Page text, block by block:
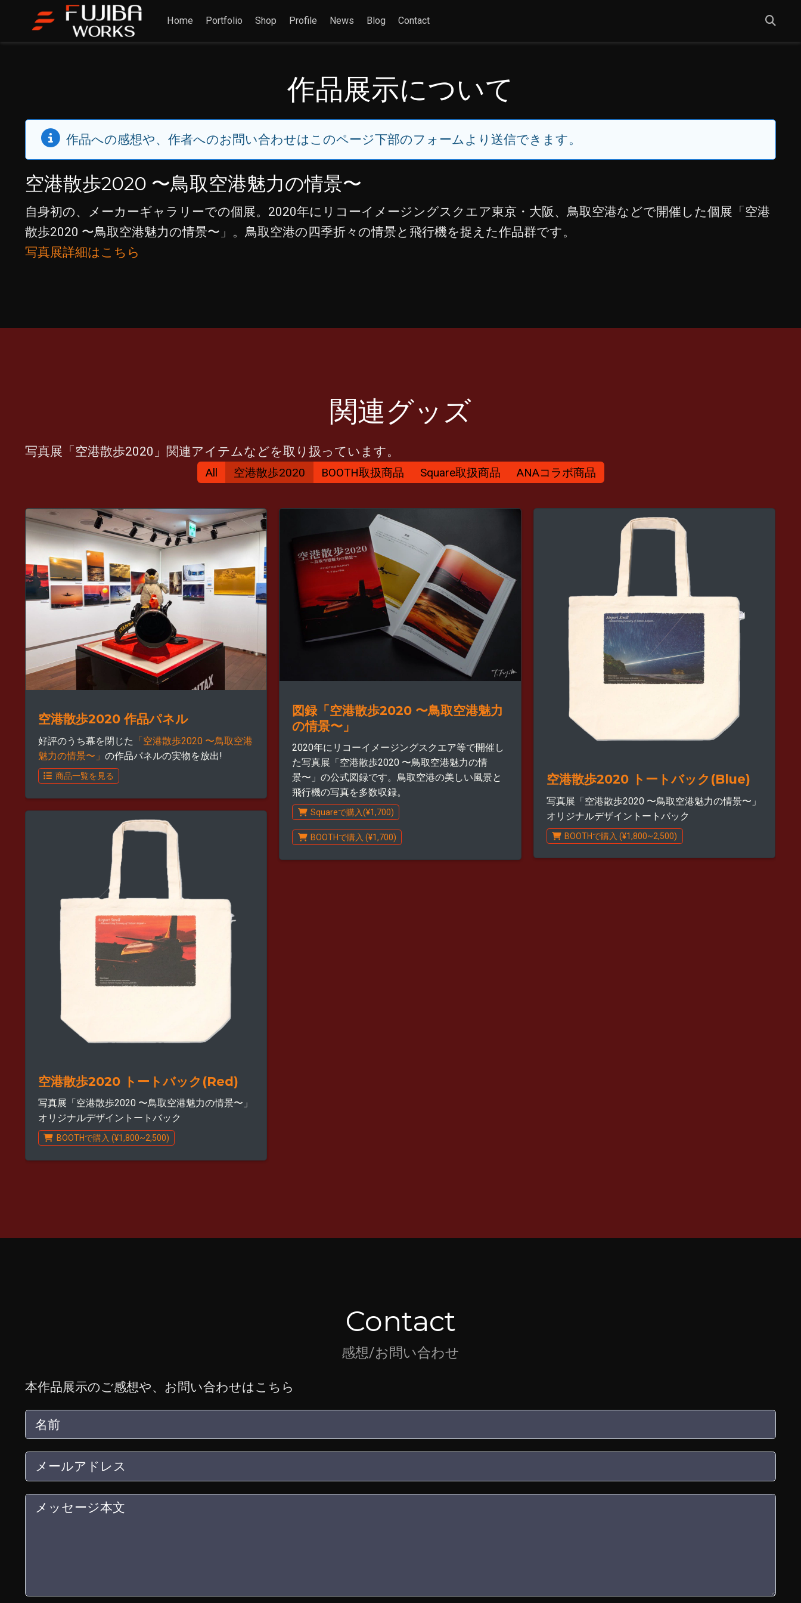
Home Portfolio Shop Profile News Blog Contact
作品展示について
作品への感想や、作者へのお問い合わせはこのページ下部のフォームより送信できます。
空港散歩2020 〜鳥取空港魅力の情景〜
自身初の、メーカーギャラリーでの個展。2020年にリコーイメージングスクエア東京・大阪、鳥取空港などで開催した個展「空港
散歩2020 〜鳥取空港魅力の情景〜」。鳥取空港の四季折々の情景と飛行機を捉えた作品群です。
写真展詳細はこちら
関連グッズ
写真展「空港散歩2020」関連アイテムなどを取り扱っています。
All 空港散歩2020 BOOTH取扱商品 Square取扱商品 ANAコラボ商品
空港散歩2020 作品パネル
好評のうち幕を閉じた 「空港散歩2020 〜鳥取空港
魅力の情景〜」 の作品パネルの実物を放出!
商品一覧を見る
図録「空港散歩2020 〜鳥取空港魅力
の情景〜」
2020年にリコーイメージングスクエア等で開催し
た写真展「空港散歩2020 〜鳥取空港魅力の情
景〜」の公式図録です。鳥取空港の美しい風景と
飛行機の写真を多数収録。
Squareで購入(¥1,700)
BOOTHで購入 (¥1,700)
空港散歩2020 トートバック(Blue)
写真展「空港散歩2020 〜鳥取空港魅力の情景〜」
オリジナルデザイントートバック
BOOTHで購入 (¥1,800~2,500)
空港散歩2020 トートバック(Red)
写真展「空港散歩2020 〜鳥取空港魅力の情景〜」
オリジナルデザイントートバック
BOOTHで購入 (¥1,800~2,500)
Contact
感想/お問い合わせ
本作品展示のご感想や、お問い合わせはこちら
名前
ルアドレス
メッセージ本文